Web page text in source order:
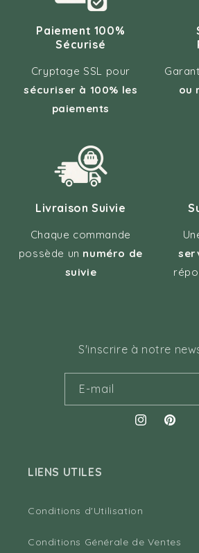
Paiement 100%
Sécurisé
Cryptage SSL pour
sécuriser à 100% les
paiements
ou
Livraison Suivie
Chaque commande
possède un numéro de
suivie
S'inscrire à notre
E-mail
Instagram
LIENS UTILES
Conditions d'Utilisation
Conditions Générale de Ventes